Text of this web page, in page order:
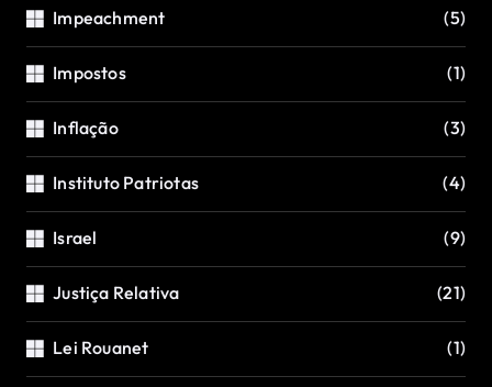
Impeachment (5)
Impostos (1)
Inflação (3)
Instituto Patriotas (4)
Israel (9)
Justiça Relativa (21)
Lei Rouanet (1)